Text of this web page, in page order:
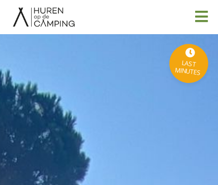
LAST
MINUTES